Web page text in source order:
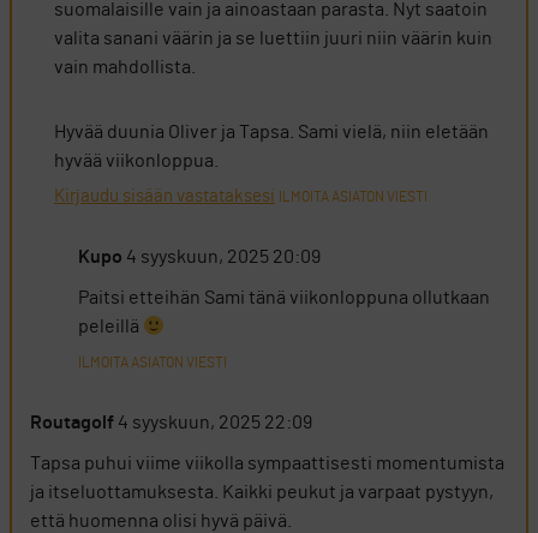
suomalaisille vain ja ainoastaan parasta. Nyt saatoin
valita sanani väärin ja se luettiin juuri niin väärin kuin
vain mahdollista.
Hyvää duunia Oliver ja Tapsa. Sami vielä, niin eletään
hyvää viikonloppua.
Kirjaudu sisään vastataksesi ILMOITA ASIATON VIESTI
Kupo 4 syyskuun, 2025 20:09
Paitsi etteihän Sami tänä viikonloppuna ollutkaan
peleillä
ILMOITA ASIATON VIESTI
Routagolf 4 syyskuun, 2025 22:09
Tapsa puhui viime viikolla sympaattisesti momentumista
ja itseluottamuksesta. Kaikki peukut ja varpaat pystyyn,
että huomenna olisi hyvä päivä.